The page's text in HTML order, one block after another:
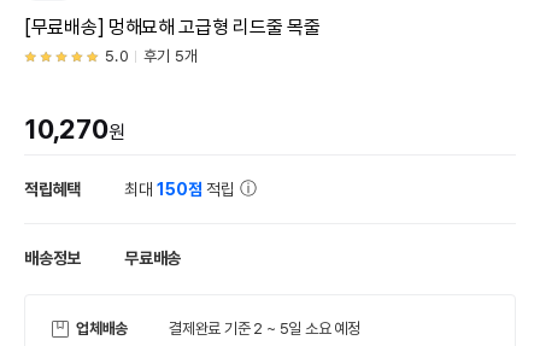
[무료배송] 멍해묘해 고급형 리드줄 목줄
5.0 후기 5개
10,270원
적립혜택 최대150점 적립
배송정보 무료배송
업체배송 결제완료 기준 2 ~ 5일 소요 예정